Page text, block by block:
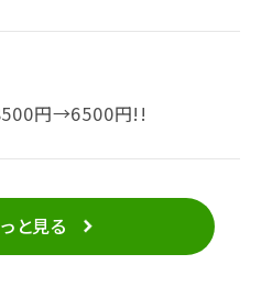
円→6500円!!
と見る